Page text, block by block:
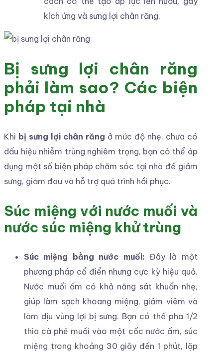
kích ứng và sưng lợi chân răng.
Bị sưng lợi chân răng
phải làm sao? Các biện
pháp tại nhà
Khi bị sưng lợi chân răng ở mức độ nhẹ, chưa có
dấu hiệu nhiễm trùng nghiêm trọng, bạn có thể áp
dụng một số biện pháp chăm sóc tại nhà để giảm
sưng, giảm đau và hỗ trợ quá trình hồi phục.
Súc miệng với nước muối và
nước súc miệng khử trùng
Súc miệng bằng nước muối: Đây là một
phương pháp cổ điển nhưng cực kỳ hiệu quả.
Nước muối ấm có khả năng sát khuẩn nhẹ,
giúp làm sạch khoang miệng, giảm viêm và
làm dịu vùng lợi bị sưng. Bạn có thể pha 1/2
thìa cà phê muối vào một cốc nước ấm, súc
miệng trong khoảng 30 giây đến 1 phút, lặp